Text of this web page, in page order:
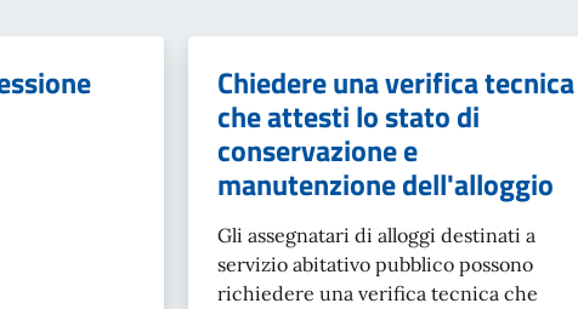
Chiedere una verifica tecnica
che attesti lo stato di
conservazione e
manutenzione dell'alloggio
Gli assegnatari di alloggi destinati a
servizio abitativo pubblico possono
richiedere una verifica tecnica che